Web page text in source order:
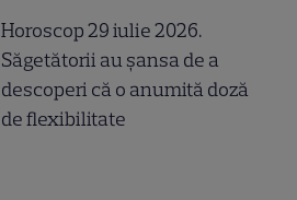
Horoscop 29 iulie 2026.
Săgetătorii au șansa de a
descoperi că o anumită doză
de flexibilitate